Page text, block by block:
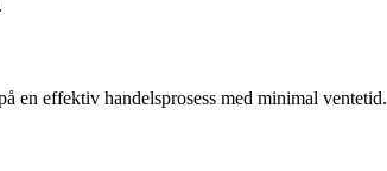
en effektiv handelsprosess med minimal ventetid.